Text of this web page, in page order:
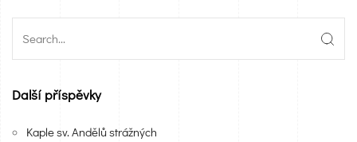
Další příspěvky
Kaple sv. Andělů strážných